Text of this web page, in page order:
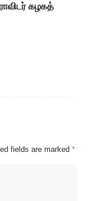
கழகத்
fields are marked *